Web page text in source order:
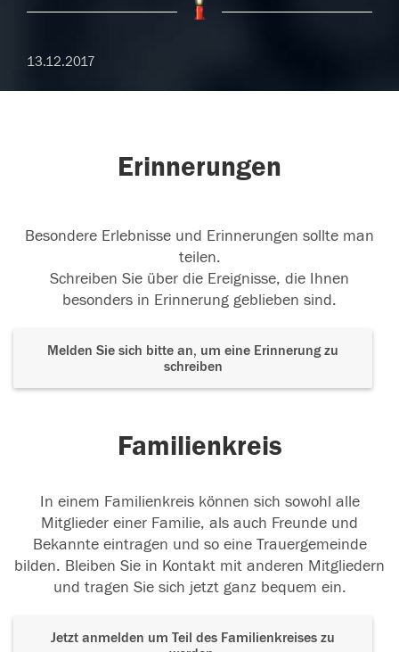
13.12.2017
Erinnerungen
Besondere Erlebnisse und Erinnerungen sollte man
teilen.
Schreiben Sie über die Ereignisse, die Ihnen
besonders in Erinnerung geblieben sind.
Melden Sie sich bitte an, um eine Erinnerung zu
schreiben
Familienkreis
In einem Familienkreis können sich sowohl alle
Mitglieder einer Familie, als auch Freunde und
Bekannte eintragen und so eine Trauergemeinde
bilden. Bleiben Sie in Kontakt mit anderen Mitgliedern
und tragen Sie sich jetzt ganz bequem ein.
Jetzt anmelden um Teil des Familienkreises zu